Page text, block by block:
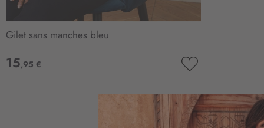
Gilet sans manches bleu
15,95 €
MA
LISTE
D’ENVIE